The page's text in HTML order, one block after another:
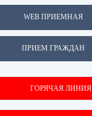
WEB ПРИЕМНАЯ
ПРИЕМ ГРАЖДАН
ГОРЯЧАЯ ЛИНИЯ